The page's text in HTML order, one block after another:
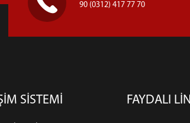
90 (0312) 417 77 70
SİSTEMİ FAYDALI